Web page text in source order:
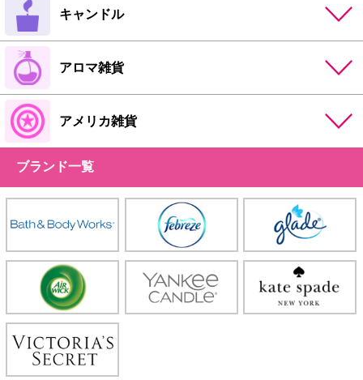
キャンドル
アロマ雑貨
アメリカ雑貨
ブランド一覧